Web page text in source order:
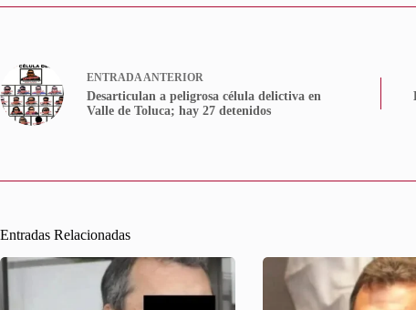
ENTRADAANTERIOR
Desarticulan a peligrosa célula delictiva en
Valle de Toluca; hay 27 detenidos
Entradas Relacionadas